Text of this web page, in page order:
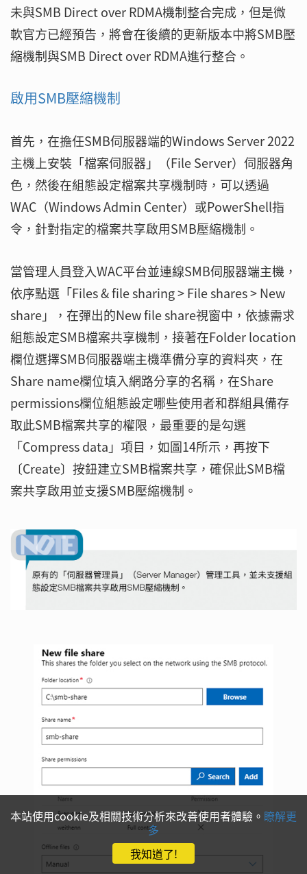
未與SMB Direct over RDMA機制整合完成，但是微
軟官方已經預告，將會在後續的更新版本中將SMB壓
縮機制與SMB Direct over RDMA進行整合。
啟用SMB壓縮機制
首先，在擔任SMB伺服器端的Windows Server 2022
主機上安裝「檔案伺服器」（File Server）伺服器角
色，然後在組態設定檔案共享機制時，可以透過
WAC（Windows Admin Center）或PowerShell指
令，針對指定的檔案共享啟用SMB壓縮機制。
當管理人員登入WAC平台並連線SMB伺服器端主機，
依序點選「Files & file sharing > File shares > New
share」，在彈出的New file share視窗中，依據需求
組態設定SMB檔案共享機制，接著在Folder location
欄位選擇SMB伺服器端主機準備分享的資料夾，在
Share name欄位填入網路分享的名稱，在Share
permissions欄位組態設定哪些使用者和群組具備存
取此SMB檔案共享的權限，最重要的是勾選
「Compress data」項目，如圖14所示，再按下
〔Create〕按鈕建立SMB檔案共享，確保此SMB檔
案共享啟用並支援SMB壓縮機制。
本站使用cookie及相關技術分析來改善使用者體驗。 瞭解更
多
我知道了!